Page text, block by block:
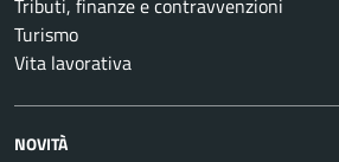
Tributi, finanze e contravvenzioni
Turismo
Vita lavorativa
NOVITÀ